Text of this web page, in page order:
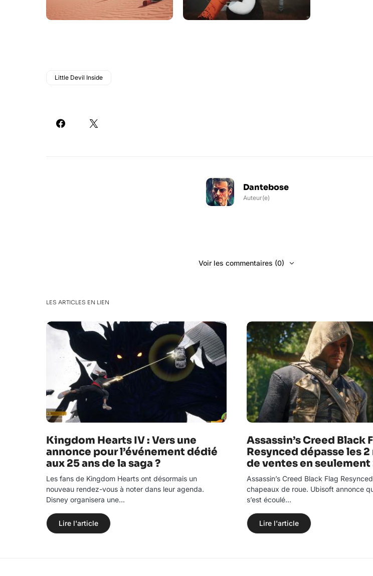
Little Devil Inside
Dantebose
Auteur(e)
Voir les commentaires (0)
LES ARTICLES EN LIEN
Kingdom Hearts IV : Vers une
annonce pour l’événement dédié
aux 25 ans de la saga ?
Les fans de Kingdom Hearts ont désormais un
nouveau rendez-vous à noter dans leur agenda.
Disney organisera une…
Lire l'article
Assassin’s Creed Black
Resynced dépasse les
de ventes en seulement
Assassin’s Creed Black Flag
chapeaux de roue. Ubisoft annonce
s’est écoulé…
Lire l'article